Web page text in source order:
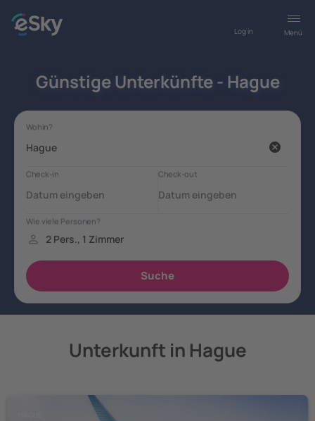
Menü
Log in
Günstige Unterkünfte - Hague
Unterkunft in Hague